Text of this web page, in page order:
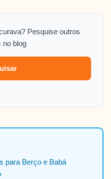
Pesquise outros
no blog
para Berço e Babá